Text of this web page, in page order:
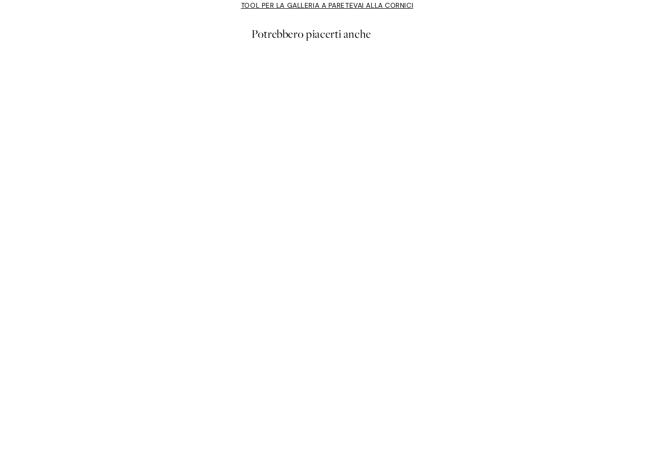
TOOL PER LA GALLERIA A PARETEVAI ALLA CORNICI
Potrebbero piacerti anche